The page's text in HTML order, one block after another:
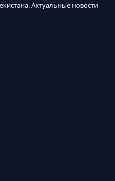
Актуальные новости